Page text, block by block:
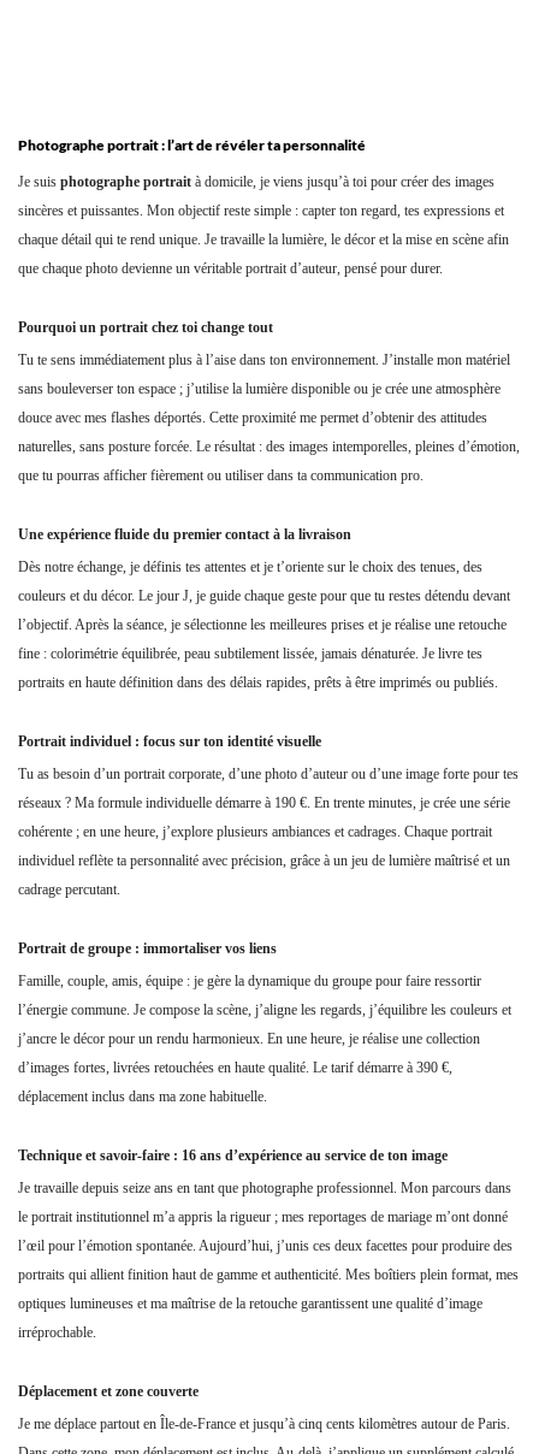
Photographe portrait : l’art de révéler ta personnalité
Je suis photographe portrait à domicile, je viens jusqu’à toi pour créer des images
sincères et puissantes. Mon objectif reste simple : capter ton regard, tes expressions et
chaque détail qui te rend unique. Je travaille la lumière, le décor et la mise en scène afin
que chaque photo devienne un véritable portrait d’auteur, pensé pour durer.
Pourquoi un portrait chez toi change tout
Tu te sens immédiatement plus à l’aise dans ton environnement. J’installe mon matériel
sans bouleverser ton espace ; j’utilise la lumière disponible ou je crée une atmosphère
douce avec mes flashes déportés. Cette proximité me permet d’obtenir des attitudes
naturelles, sans posture forcée. Le résultat : des images intemporelles, pleines d’émotion,
que tu pourras afficher fièrement ou utiliser dans ta communication pro.
Une expérience fluide du premier contact à la livraison
Dès notre échange, je définis tes attentes et je t’oriente sur le choix des tenues, des
couleurs et du décor. Le jour J, je guide chaque geste pour que tu restes détendu devant
l’objectif. Après la séance, je sélectionne les meilleures prises et je réalise une retouche
fine : colorimétrie équilibrée, peau subtilement lissée, jamais dénaturée. Je livre tes
portraits en haute définition dans des délais rapides, prêts à être imprimés ou publiés.
Portrait individuel : focus sur ton identité visuelle
Tu as besoin d’un portrait corporate, d’une photo d’auteur ou d’une image forte pour tes
réseaux ? Ma formule individuelle démarre à 190 €. En trente minutes, je crée une série
cohérente ; en une heure, j’explore plusieurs ambiances et cadrages. Chaque portrait
individuel reflète ta personnalité avec précision, grâce à un jeu de lumière maîtrisé et un
cadrage percutant.
Portrait de groupe : immortaliser vos liens
Famille, couple, amis, équipe : je gère la dynamique du groupe pour faire ressortir
l’énergie commune. Je compose la scène, j’aligne les regards, j’équilibre les couleurs et
j’ancre le décor pour un rendu harmonieux. En une heure, je réalise une collection
d’images fortes, livrées retouchées en haute qualité. Le tarif démarre à 390 €,
déplacement inclus dans ma zone habituelle.
Technique et savoir-faire : 16 ans d’expérience au service de ton image
Je travaille depuis seize ans en tant que photographe professionnel. Mon parcours dans
le portrait institutionnel m’a appris la rigueur ; mes reportages de mariage m’ont donné
l’œil pour l’émotion spontanée. Aujourd’hui, j’unis ces deux facettes pour produire des
portraits qui allient finition haut de gamme et authenticité. Mes boîtiers plein format, mes
optiques lumineuses et ma maîtrise de la retouche garantissent une qualité d’image
irréprochable.
Déplacement et zone couverte
Je me déplace partout en Île-de-France et jusqu’à cinq cents kilomètres autour de Paris.